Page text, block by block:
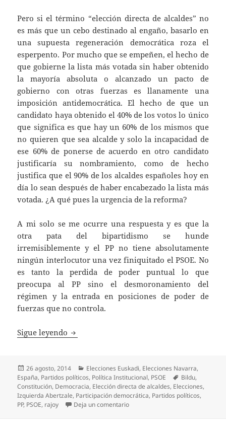
Pero si el término “elección directa de alcaldes” no
es más que un cebo destinado al engaño, basarlo en
una supuesta regeneración democrática roza el
esperpento. Por mucho que se empeñen, el hecho de
que gobierne la lista más votada sin haber obtenido
la mayoría absoluta o alcanzado un pacto de
gobierno con otras fuerzas es llanamente una
imposición antidemocrática. El hecho de que un
candidato haya obtenido el 40% de los votos lo único
que significa es que hay un 60% de los mismos que
no quieren que sea alcalde y solo la incapacidad de
ese 60% de ponerse de acuerdo en otro candidato
justificaría su nombramiento, como de hecho
justifica que el 90% de los alcaldes españoles hoy en
día lo sean después de haber encabezado la lista más
votada. ¿A qué pues la urgencia de la reforma?
A mi solo se me ocurre una respuesta y es que la
otra pata del bipartidismo se hunde
irremisiblemente y el PP no tiene absolutamente
ningún interlocutor una vez finiquitado el PSOE. No
es tanto la perdida de poder puntual lo que
preocupa al PP sino el desmoronamiento del
régimen y la entrada en posiciones de poder de
fuerzas que no controla.
Sigue leyendo El cebo
Publicado
el
26 agosto, 2014 Categorías
Elecciones Euskadi, Elecciones Navarra,
España, Partidos políticos, Política Institucional, PSOE Etiquetas
Bildu,
Constitución, Democracia, Elección directa de alcaldes, Elecciones,
Izquierda Abertzale, Participación democrática, Partidos políticos,
PP, PSOE, rajoy Deja un comentarioen El cebo